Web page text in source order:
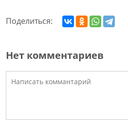
Поделиться:
Нет комментариев